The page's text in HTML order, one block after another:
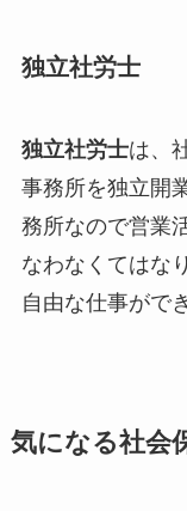
独立社労士
独立社労士は、
事務所を独立開
務所なので営業
なわなくてはな
自由な仕事がで
気になる社会